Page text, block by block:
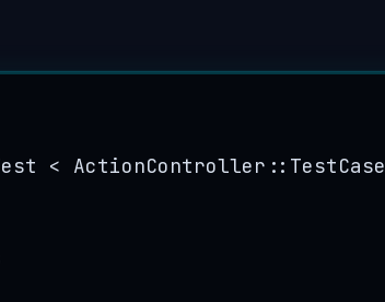
< ActionController::TestCase